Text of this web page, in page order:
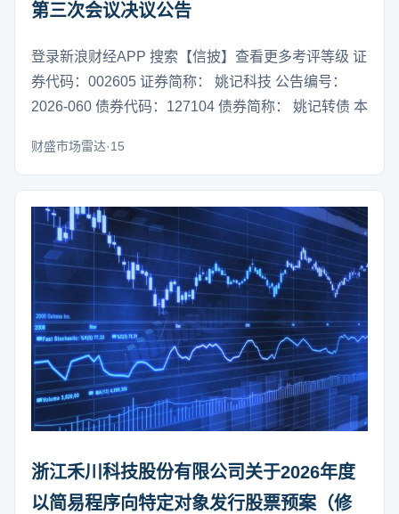
第三次会议决议公告
登录新浪财经APP 搜索【信披】查看更多考评等级 证
券代码：002605 证券简称： 姚记科技 公告编号：
2026-060 债券代码：127104 债券简称： 姚记转债 本
财盛市场雷达·15
浙江禾川科技股份有限公司关于2026年度
以简易程序向特定对象发行股票预案（修